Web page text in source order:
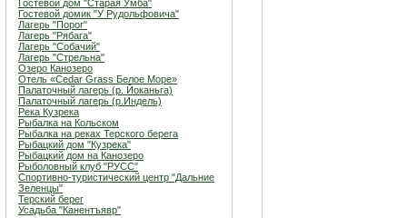
Гостевой дом "Старая Умба"
Гостевой домик "У Рудольфовича"
Лагерь "Порог"
Лагерь "Рябага"
Лагерь "Собачий"
Лагерь "Стрельна"
Озеро Канозеро
Отель «Cedar Grass Белое Море»
Палаточный лагерь (р. Йоканьга)
Палаточный лагерь (р.Индель)
Река Кузрека
Рыбалка на Кольском
Рыбалка на реках Терского берега
Рыбацкий дом "Кузрека"
Рыбацкий дом на Канозеро
Рыболовный клуб "РУСС"
Спортивно-туристический центр "Дальние
Зеленцы"
Терский берег
Усадьба "Канентъявр"